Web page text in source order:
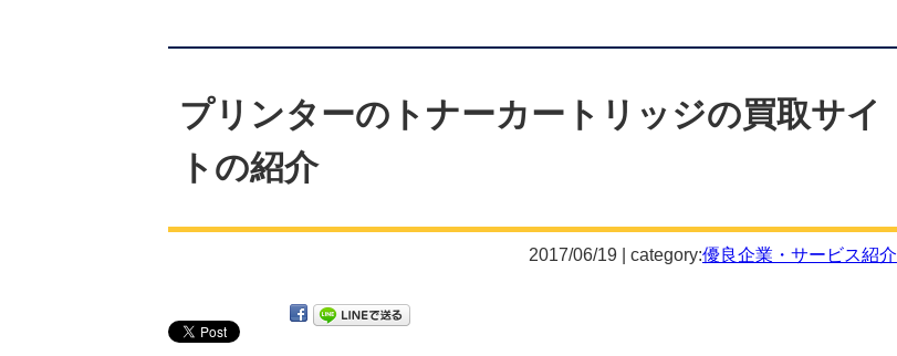
プリンターのトナーカートリッジの買取サイ
トの紹介
2017/06/19 | category:優良企業・サービス紹介